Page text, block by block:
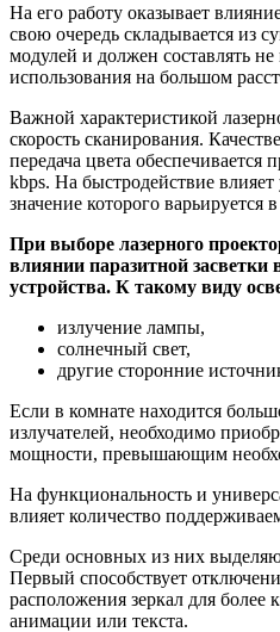
На его работу оказывает
свою очередь складывается из
модулей и должен составлять
использования на большом
Важной характеристикой
скорость сканирования.
передача цвета обеспечивается
kbps. На быстродействие влияет
значение которого варьируется
При выборе лазерного
влиянии паразитной засветки
устройства. К такому виду
излучение лампы,
солнечный свет,
другие сторонние
Если в комнате находится
излучателей, необходимо
мощности, превышающим
На функциональность и
влияет количество
Среди основных из них
Первый способствует
расположения зеркал для более
анимации или текста.